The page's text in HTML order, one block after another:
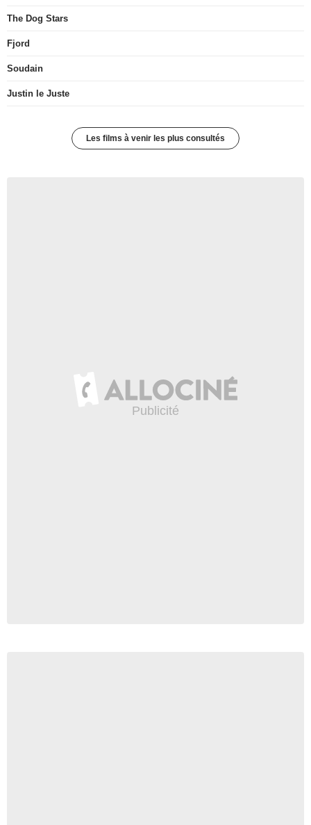
The Dog Stars
Fjord
Soudain
Justin le Juste
Les films à venir les plus consultés